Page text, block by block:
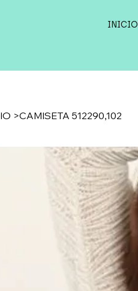
INICIO
>CAMISETA 512290,102